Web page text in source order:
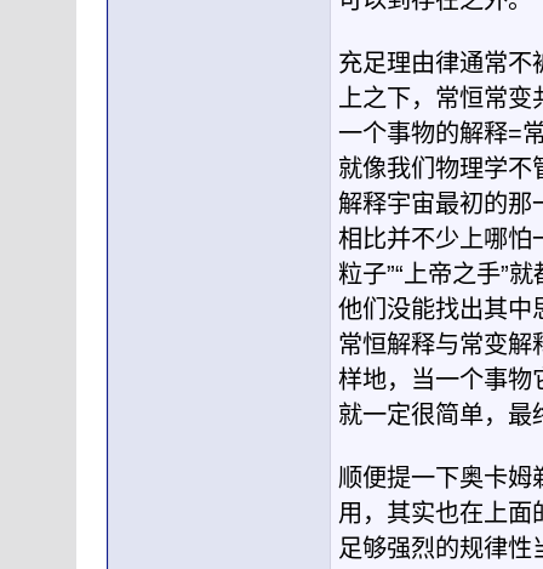
充足理由律通常不
上之下，常恒常
一个事物的解释=
就像我们物理学不
解释宇宙最初的那
相比并不少上哪怕
粒子”“上帝之手”
他们没能找出其中
常恒解释与常变解
样地，当一个事物
就一定很简单，最
顺便提一下奥卡姆
用，其实也在上面
足够强烈的规律性